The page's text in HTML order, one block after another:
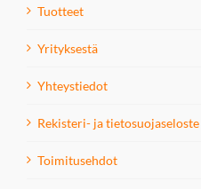
Tuotteet
Yrityksestä
Yhteystiedot
Rekisteri- ja tietosuojaseloste
Toimitusehdot